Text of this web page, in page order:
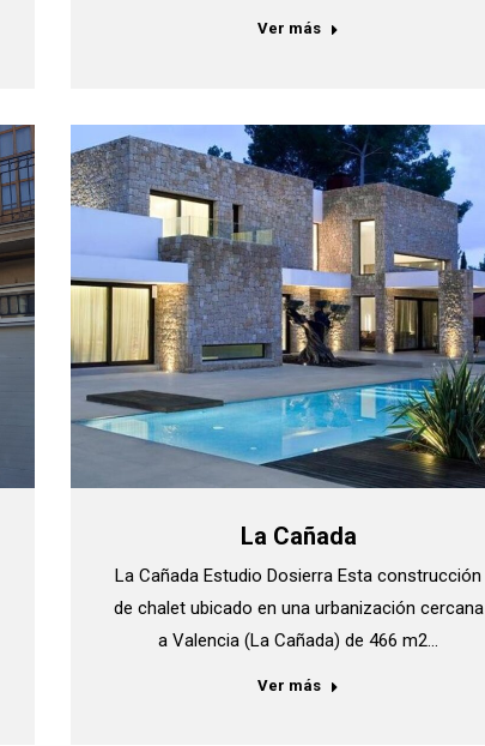
Ver más
La Cañada
La Cañada Estudio Dosierra Esta construcción
de chalet ubicado en una urbanización cercana
a Valencia (La Cañada) de 466 m2…
Ver más